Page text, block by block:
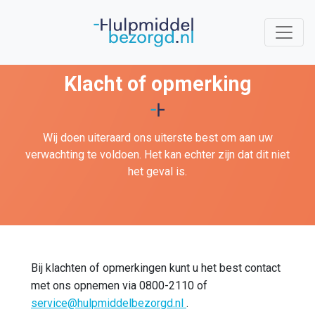
Klacht of opmerking
Wij doen uiteraard ons uiterste best om aan uw
verwachting te voldoen. Het kan echter zijn dat dit niet
het geval is.
Bij klachten of opmerkingen kunt u het best contact
met ons opnemen via 0800-2110 of
service@hulpmiddelbezorgd.nl .